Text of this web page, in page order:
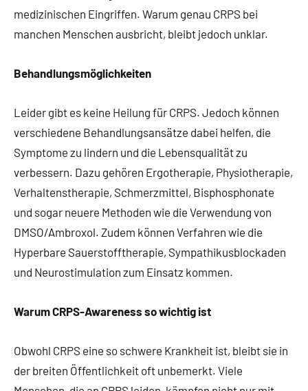
medizinischen Eingriffen. Warum genau CRPS bei
manchen Menschen ausbricht, bleibt jedoch unklar.
Behandlungsmöglichkeiten
Leider gibt es keine Heilung für CRPS. Jedoch können
verschiedene Behandlungsansätze dabei helfen, die
Symptome zu lindern und die Lebensqualität zu
verbessern. Dazu gehören Ergotherapie, Physiotherapie,
Verhaltenstherapie, Schmerzmittel, Bisphosphonate
und sogar neuere Methoden wie die Verwendung von
DMSO/Ambroxol. Zudem können Verfahren wie die
Hyperbare Sauerstofftherapie, Sympathikusblockaden
und Neurostimulation zum Einsatz kommen.
Warum CRPS-Awareness so wichtig ist
Obwohl CRPS eine so schwere Krankheit ist, bleibt sie in
der breiten Öffentlichkeit oft unbemerkt. Viele